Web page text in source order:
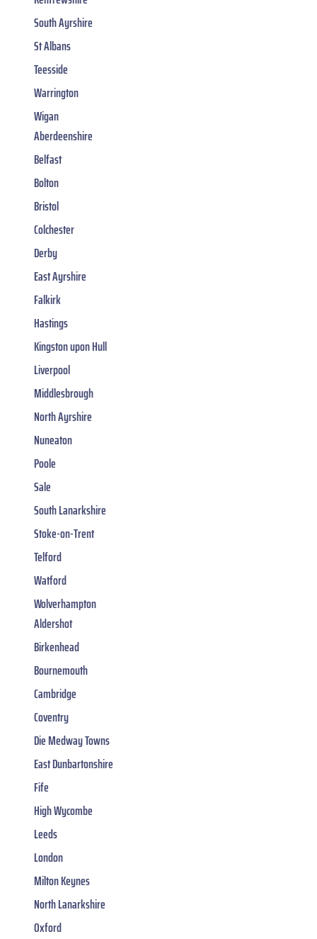
South Ayrshire
St Albans
Teesside
Warrington
Wigan
Aberdeenshire
Belfast
Bolton
Bristol
Colchester
Derby
East Ayrshire
Falkirk
Hastings
Kingston upon Hull
Liverpool
Middlesbrough
North Ayrshire
Nuneaton
Poole
Sale
South Lanarkshire
Stoke-on-Trent
Telford
Watford
Wolverhampton
Aldershot
Birkenhead
Bournemouth
Cambridge
Coventry
Die Medway Towns
East Dunbartonshire
Fife
High Wycombe
Leeds
London
Milton Keynes
North Lanarkshire
Oxford